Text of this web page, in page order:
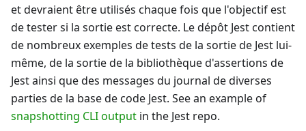
et devraient être utilisés chaque fois que l'objectif est
de tester si la sortie est correcte. Le dépôt Jest contient
de nombreux exemples de tests de la sortie de Jest lui-
même, de la sortie de la bibliothèque d'assertions de
Jest ainsi que des messages du journal de diverses
parties de la base de code Jest. See an example of
snapshotting CLI output in the Jest repo.